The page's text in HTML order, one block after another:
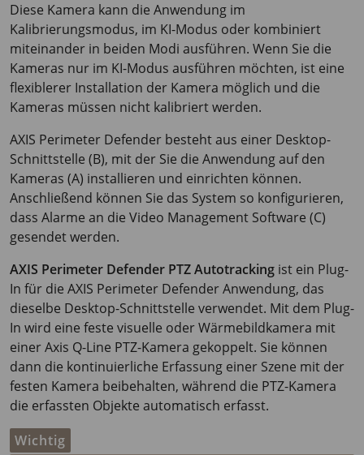
Diese Kamera kann die Anwendung im
Kalibrierungsmodus, im KI-Modus oder kombiniert
miteinander in beiden Modi ausführen. Wenn Sie die
Kameras nur im KI-Modus ausführen möchten, ist eine
flexiblerer Installation der Kamera möglich und die
Kameras müssen nicht kalibriert werden.
AXIS Perimeter Defender besteht aus einer Desktop-
Schnittstelle (B), mit der Sie die Anwendung auf den
Kameras (A) installieren und einrichten können.
Anschließend können Sie das System so konfigurieren,
dass Alarme an die Video Management Software (C)
gesendet werden.
AXIS Perimeter Defender PTZ Autotracking ist ein Plug-
In für die AXIS Perimeter Defender Anwendung, das
dieselbe Desktop-Schnittstelle verwendet. Mit dem Plug-
In wird eine feste visuelle oder Wärmebildkamera mit
einer Axis Q-Line PTZ-Kamera gekoppelt. Sie können
dann die kontinuierliche Erfassung einer Szene mit der
festen Kamera beibehalten, während die PTZ-Kamera
die erfassten Objekte automatisch erfasst.
Wichtig